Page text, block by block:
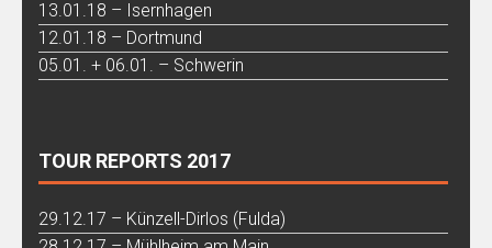
13.01.18 – Isernhagen
12.01.18 – Dortmund
05.01. + 06.01. – Schwerin
TOUR REPORTS 2017
29.12.17 – Künzell-Dirlos (Fulda)